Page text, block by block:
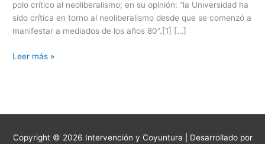
polo crítico al neoliberalismo; en su opinión: “la Universidad ha
sido crítica en torno al neoliberalismo desde que se comenzó a
manifestar a mediados de los años 80”.[1] […]
Leer más »
Copyright © 2026 Intervención y Coyuntura | Desarrollado por